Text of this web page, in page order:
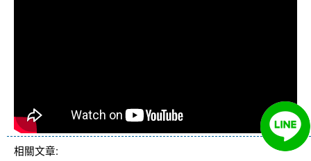
相關文章: